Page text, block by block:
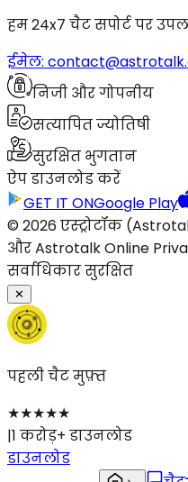
हम 24x7 चैट सपोर्ट पर
ईमेल:
निजी और गोपनीय
सत्यापित ज्योतिषी
सुरक्षित भुगतान
ऐप डाउनलोड करें
GET IT ONGoogle Play
© 2026 एस्ट्रोटॉक
और Astrotalk Online
सर्वाधिकार सुरक्षित
✕
पहली चैट मुफ़्त
★★★★★
|1 करोड़+ डाउनलोड
डाउनलोड